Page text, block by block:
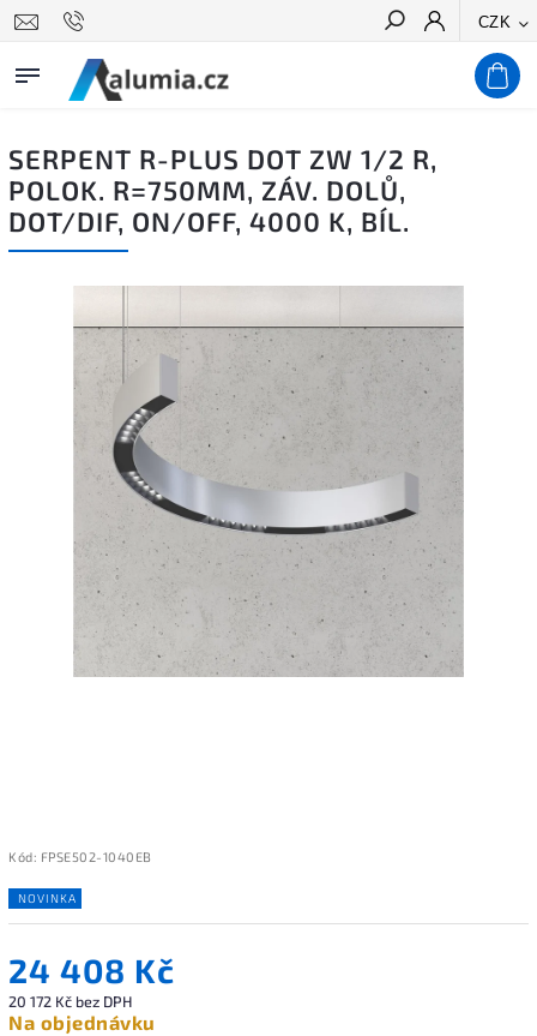
CZK
Hledat
SERPENT R-PLUS DOT ZW 1/2 R,
POLOK. R=750MM, ZÁV. DOLŮ,
DOT/DIF, ON/OFF, 4000 K, BÍL.
Kód: FPSE502-1040EB
NOVINKA
24 408 Kč
20 172 Kč bez DPH
Na objednávku